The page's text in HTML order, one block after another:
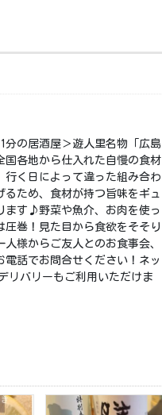
の居酒屋＞遊人里名物「広島
国各地から仕入れた自慢の食材
行く日によって違った組み合わ
ため、食材が持つ旨味をギュ
ます♪野菜や魚介、お肉を使っ
巻！見た目から食欲をそそり
様からご友人とのお食事会、
話でお問合せください！ネッ
リバリーもご利用いただけま